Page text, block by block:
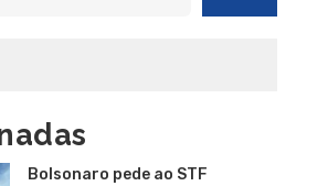
Bolsonaro pede ao STF